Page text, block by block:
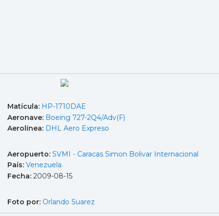
Matícula: HP-1710DAE
Aeronave: Boeing 727-2Q4/Adv(F)
Aerolínea: DHL Aero Expreso
Aeropuerto: SVMI - Caracas Simon Bolivar Internacional
País: Venezuela
Fecha: 2009-08-15
Foto por: Orlando Suarez